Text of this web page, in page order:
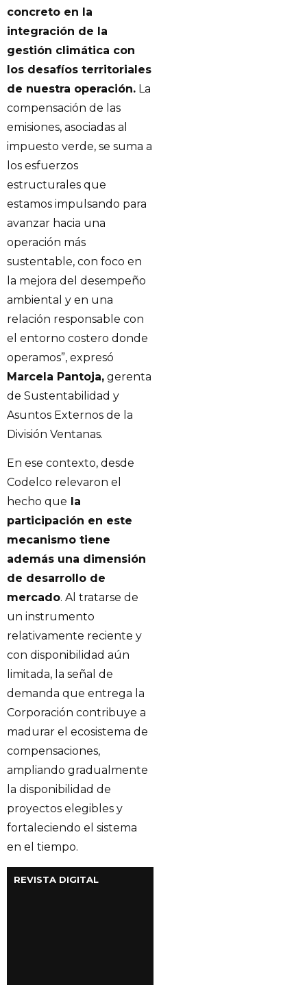
concreto en la
integración de la
gestión climática con
los desafíos territoriales
de nuestra operación. La
compensación de las
emisiones, asociadas al
impuesto verde, se suma a
los esfuerzos
estructurales que
estamos impulsando para
avanzar hacia una
operación más
sustentable, con foco en
la mejora del desempeño
ambiental y en una
relación responsable con
el entorno costero donde
operamos”, expresó
Marcela Pantoja, gerenta
de Sustentabilidad y
Asuntos Externos de la
División Ventanas.
En ese contexto, desde
Codelco relevaron el
hecho que la
participación en este
mecanismo tiene
además una dimensión
de desarrollo de
mercado. Al tratarse de
un instrumento
relativamente reciente y
con disponibilidad aún
limitada, la señal de
demanda que entrega la
Corporación contribuye a
madurar el ecosistema de
compensaciones,
ampliando gradualmente
la disponibilidad de
proyectos elegibles y
fortaleciendo el sistema
en el tiempo.
REVISTA DIGITAL